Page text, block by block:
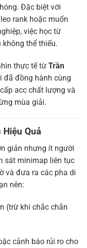
Đặc biệt với
rank hoặc muốn
việc học từ
thể thiếu.
thực tế từ Trần
đã đồng hành cùng
acc chất lượng và
mùa giải.
Hiệu Quả
giản nhưng ít người
sát minimap liên tục
và đưa ra các pha di
nên:
(trừ khi chắc chắn
cảnh báo rủi ro cho